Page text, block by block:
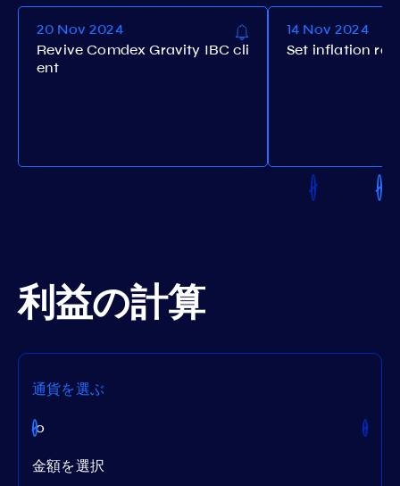
20 Nov 2024
Revive Comdex Gravity IBC cli
ent
14 Nov 2024
Set inflation
利益の計算
通貨を選ぶ
ixo
金額を選択